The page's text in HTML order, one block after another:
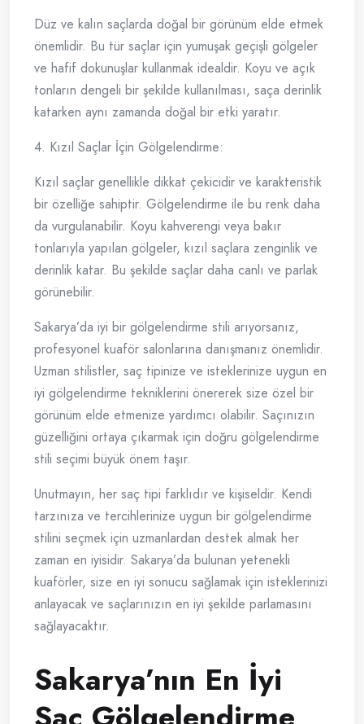
Düz ve kalın saçlarda doğal bir görünüm elde etmek
önemlidir. Bu tür saçlar için yumuşak geçişli gölgeler
ve hafif dokunuşlar kullanmak idealdir. Koyu ve açık
tonların dengeli bir şekilde kullanılması, saça derinlik
katarken aynı zamanda doğal bir etki yaratır.
4. Kızıl Saçlar İçin Gölgelendirme:
Kızıl saçlar genellikle dikkat çekicidir ve karakteristik
bir özelliğe sahiptir. Gölgelendirme ile bu renk daha
da vurgulanabilir. Koyu kahverengi veya bakır
tonlarıyla yapılan gölgeler, kızıl saçlara zenginlik ve
derinlik katar. Bu şekilde saçlar daha canlı ve parlak
görünebilir.
Sakarya’da iyi bir gölgelendirme stili arıyorsanız,
profesyonel kuaför salonlarına danışmanız önemlidir.
Uzman stilistler, saç tipinize ve isteklerinize uygun en
iyi gölgelendirme tekniklerini önererek size özel bir
görünüm elde etmenize yardımcı olabilir. Saçınızın
güzelliğini ortaya çıkarmak için doğru gölgelendirme
stili seçimi büyük önem taşır.
Unutmayın, her saç tipi farklıdır ve kişiseldir. Kendi
tarzınıza ve tercihlerinize uygun bir gölgelendirme
stilini seçmek için uzmanlardan destek almak her
zaman en iyisidir. Sakarya’da bulunan yetenekli
kuaförler, size en iyi sonucu sağlamak için isteklerinizi
anlayacak ve saçlarınızın en iyi şekilde parlamasını
sağlayacaktır.
Sakarya’nın En İyi